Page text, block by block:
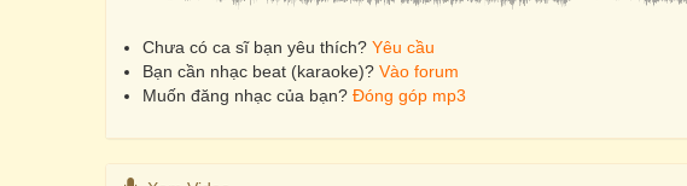
Chưa có ca sĩ bạn yêu thích? Yêu cầu
Bạn cần nhạc beat (karaoke)? Vào forum
Muốn đăng nhạc của bạn? Đóng góp mp3